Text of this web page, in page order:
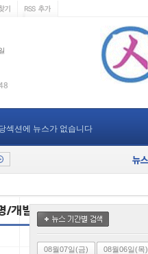
섹션에 뉴스가 없습니다
08월07일(금) 08월06일(목)